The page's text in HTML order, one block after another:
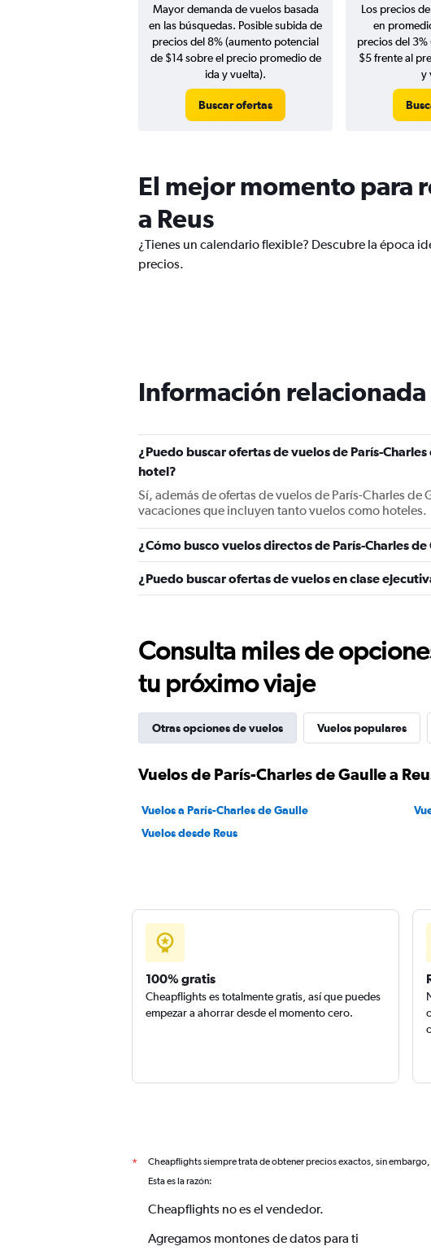
Mayor demanda de vuelos basada
en las búsquedas. Posible subida de
precios del 8% (aumento potencial
de $14 sobre el precio promedio de
ida y vuelta).
Buscar ofertas
Los precios
en
precios del
$5 frente al
y
El mejor momento para
a Reus
¿Tienes un calendario flexible? Descubre la época
precios.
Información
¿Puedo buscar ofertas de vuelos de París-
hotel?
Sí, además de ofertas de vuelos de París-Charles
vacaciones que incluyen tanto vuelos como hoteles.
¿Cómo busco vuelos directos de París-Charles de
¿Puedo buscar ofertas de vuelos en clase
Consulta miles de
tu próximo viaje
Otras opciones de vuelos Vuelos populares
Vuelos de París-Charles de Gaulle a
Vuelos a París-Charles de Gaulle
Vuelos desde Reus
100% gratis
Cheapflights es totalmente gratis, así que puedes
empezar a ahorrar desde el momento cero.
* Cheapflights siempre trata de obtener precios exactos, sin embargo,
Esta es la razón:
Cheapflights no es el vendedor.
Agregamos montones de datos para ti